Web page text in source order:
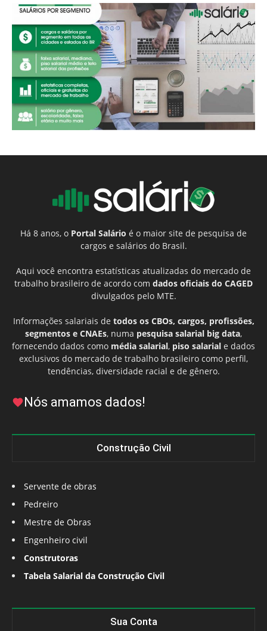
Há 8 anos, o Portal Salário é o maior site de pesquisa de
cargos e salários do Brasil.
Aqui você encontra estatísticas atualizadas do mercado de
trabalho brasileiro de acordo com dados oficiais do CAGED
divulgados pelo MTE.
Informações salariais de todos os CBOs, cargos, profissões,
segmentos e CNAEs, numa pesquisa salarial big data,
fornecendo dados como média salarial, piso salarial e dados
exclusivos do mercado de trabalho brasileiro como perfil,
tendências, diversidade racial e de gênero.
Nós amamos dados!
Construção Civil
Servente de obras
Pedreiro
Mestre de Obras
Engenheiro civil
Construtoras
Tabela Salarial da Construção Civil
Sua Conta